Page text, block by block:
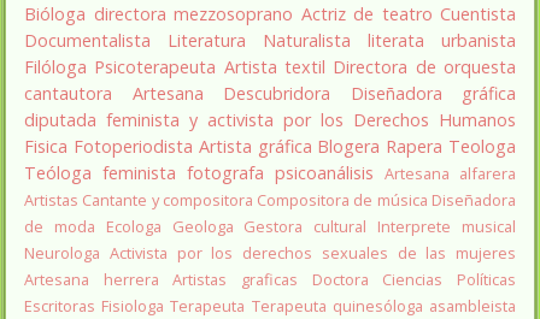
Bióloga directora mezzosoprano Actriz de teatro Cuentista
Documentalista
Literatura Naturalista literata
urbanista
Filóloga Psicoterapeuta Artista textil Directora de orquesta
cantautora
Artesana Descubridora
Diseñadora gráfica
diputada feminista y activista por los Derechos Humanos
Fisica Fotoperiodista Artista gráfica Blogera Rapera Teologa
Teóloga feminista fotografa psicoanálisis Artesana alfarera
Artistas Cantante y compositora Compositora de música Diseñadora
de moda
Ecologa Geologa Gestora cultural
Interprete musical
Neurologa Activista por los derechos sexuales de las mujeres
Artesana herrera
Artistas graficas
Doctora Ciencias Políticas
Escritoras Fisiologa Terapeuta Terapeuta quinesóloga asambleista